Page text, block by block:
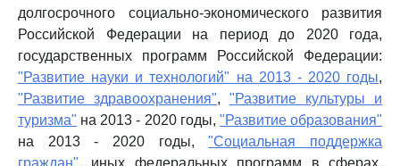
долгосрочного социально-экономического развития
Российской Федерации на период до 2020 года,
государственных программ Российской Федерации:
"Развитие науки и технологий" на 2013 - 2020 годы,
"Развитие здравоохранения", "Развитие культуры и
туризма" на 2013 - 2020 годы, "Развитие образования"
на 2013 - 2020 годы,"Социальная поддержка
граждан", иных федеральных программ в сферах,